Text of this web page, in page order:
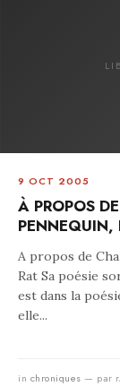
9 OCT 2005
À PROPOS
PENNEQUIN,
A propos de
Rat Sa poésie
est dans la
elle...
in chroniques — par